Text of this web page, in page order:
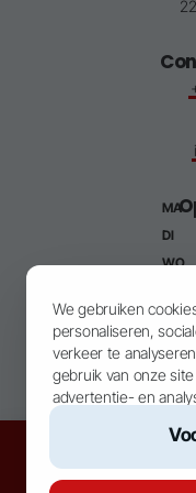
We gebruiken
personaliseren,
verkeer te
gebruik van onze
advertentie- en
MA
DI
WO
VR
Wij zijn op vakantie